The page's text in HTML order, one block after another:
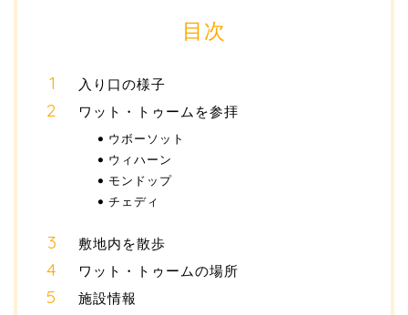
目次
入り口の様子
ワット・トゥームを参拝
ウボーソット
ウィハーン
モンドップ
チェディ
敷地内を散歩
ワット・トゥームの場所
施設情報